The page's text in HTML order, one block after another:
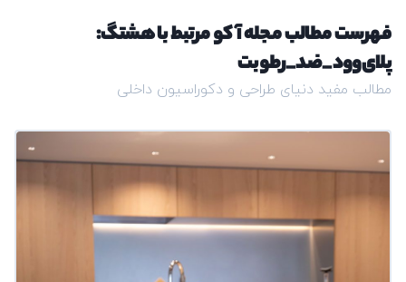
فهرست مطالب مجله آکو مرتبط با هشتگ:
پلای‌وود_ضد_رطوبت
مطالب مفید دنیای طراحی و دکوراسیون داخلی